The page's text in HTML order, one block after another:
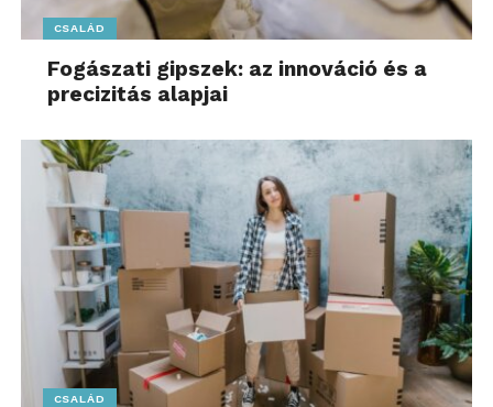
CSALÁD
Fogászati gipszek: az innováció és a
precizitás alapjai
CSALÁD